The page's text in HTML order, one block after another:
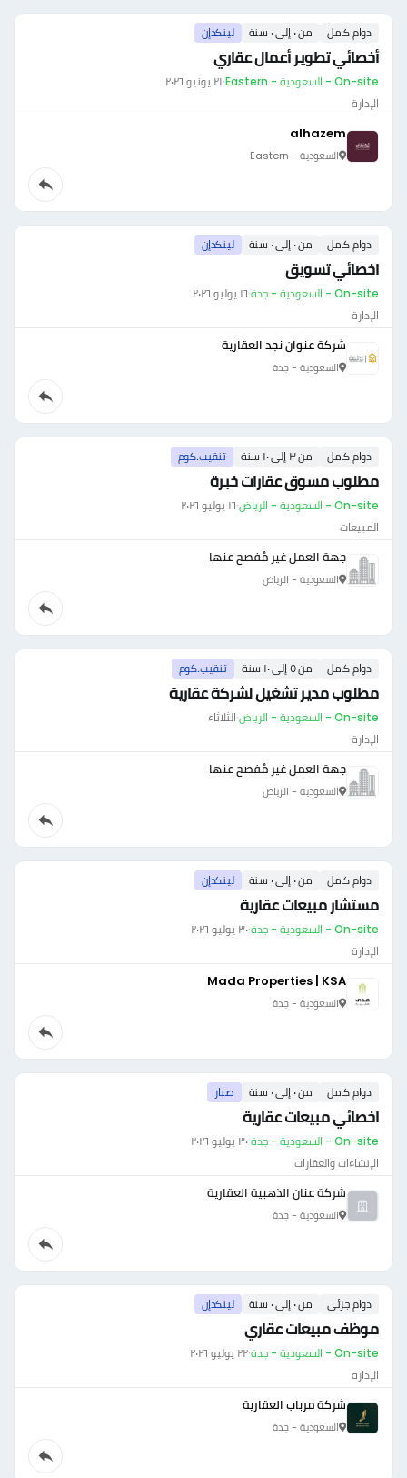
دوام كامل من ٠ إلى ٠ سنة لينكدإن
أخصائي تطوير أعمال عقاري
On-site - السعودية - Eastern ·٢١ يونيو ٢٠٢٦
الإدارة
alhazem
السعودية - Eastern
دوام كامل من ٠ إلى ٠ سنة لينكدإن
اخصائي تسويق
On-site - السعودية - جدة ·١٦ يوليو ٢٠٢٦
الإدارة
شركة عنوان نجد العقارية
السعودية - جدة
دوام كامل من ٣ إلى ١٠ سنة تنقيب.كوم
مطلوب مسوق عقارات خبرة
On-site - السعودية - الرياض ·١٦ يوليو ٢٠٢٦
المبيعات
جهة العمل غير مُفصح عنها
السعودية - الرياض
دوام كامل من ٥ إلى ١٠ سنة تنقيب.كوم
مطلوب مدير تشغيل لشركة عقارية
On-site - السعودية - الرياض ·الثلاثاء
الإدارة
جهة العمل غير مُفصح عنها
السعودية - الرياض
دوام كامل من ٠ إلى ٠ سنة لينكدإن
مستشار مبيعات عقارية
On-site - السعودية - جدة ·٣٠ يوليو ٢٠٢٦
الإدارة
Mada Properties | KSA
السعودية - جدة
دوام كامل من ٠ إلى ٠ سنة صبار
اخصائي مبيعات عقارية
On-site - السعودية - جدة ·٣٠ يوليو ٢٠٢٦
الإنشاءات والعقارات
شركة عنان الذهبية العقارية
السعودية - جدة
دوام جزئي من ٠ إلى ٠ سنة لينكدإن
موظف مبيعات عقاري
On-site - السعودية - جدة ·٢٢ يوليو ٢٠٢٦
الإدارة
شركة مرباب العقارية
السعودية - جدة